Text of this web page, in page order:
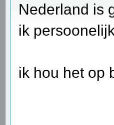
Nederland is
ik
ik hou het op